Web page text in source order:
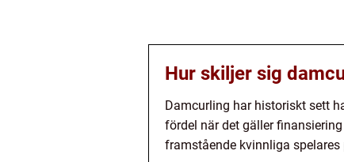
Hur skiljer sig
Damcurling har historiskt sett
fördel när det gäller
framstående kvinnliga spelares